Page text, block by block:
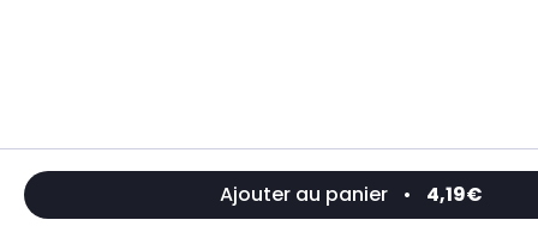
Ajouter au panier • 4,19€